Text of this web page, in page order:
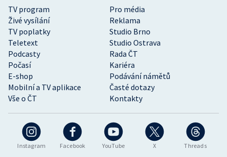
Instagram Facebook YouTube X Threads
TV program
Pro média
Živé vysílání
Reklama
TV poplatky
Studio Brno
Teletext
Studio Ostrava
Podcasty
Rada ČT
Počasí
Kariéra
E-shop
Podávání námětů
Mobilní a TV aplikace
Časté dotazy
Vše o ČT
Kontakty